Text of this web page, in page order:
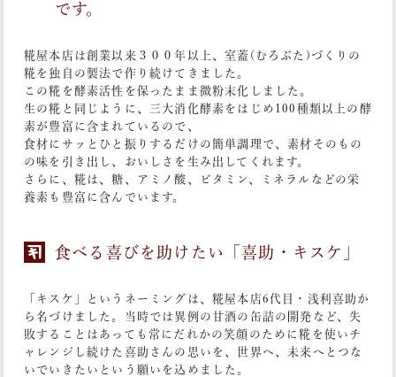
です。
糀屋本店は創業以来３００年以上、室蓋(むろぶた)づくりの
糀を独自の製法で作り続けてきました。
この糀を酵素活性を保ったまま微粉末化しました。
生の糀と同じように、三大消化酵素をはじめ100種類以上の酵
素が豊富に含まれているので、
食材にサッとひと振りするだけの簡単調理で、素材そのもの
の味を引き出し、おいしさを生み出してくれます。
さらに、糀は、糖、アミノ酸、ビタミン、ミネラルなどの栄
養素も豊富に含んでいます。
食べる喜びを助けたい「喜助・キスケ」
「キスケ」というネーミングは、糀屋本店6代目・浅利喜助か
ら名づけました。当時では異例の甘酒の缶詰の開発など、失
敗することはあっても常にだれかの笑顔のために糀を使いチ
ャレンジし続けた喜助さんの思いを、世界へ、未来へとつな
いでいきたいという願いを込めました。